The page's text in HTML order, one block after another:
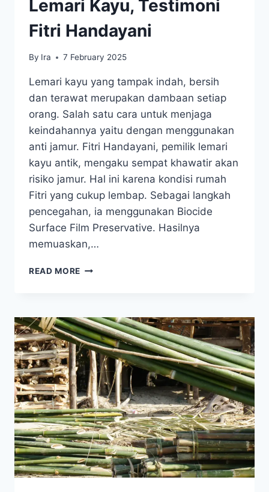
Lemari Kayu, Testimoni
Fitri Handayani
By Ira 7 February 2025
Lemari kayu yang tampak indah, bersih
dan terawat merupakan dambaan setiap
orang. Salah satu cara untuk menjaga
keindahannya yaitu dengan menggunakan
anti jamur. Fitri Handayani, pemilik lemari
kayu antik, mengaku sempat khawatir akan
risiko jamur. Hal ini karena kondisi rumah
Fitri yang cukup lembap. Sebagai langkah
pencegahan, ia menggunakan Biocide
Surface Film Preservative. Hasilnya
memuaskan,…
READ MORE ANTI
LEMARI
KAYU,
TESTIMONI
FITRI
HANDAYANI